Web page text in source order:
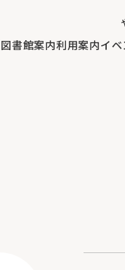
図書館案内利用案内イベ